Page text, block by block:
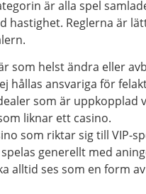
är alla spel
hastighet. Reglerna är
som helst ändra eller
hållas ansvariga för
som är uppkopplad
liknar ett casino.
som riktar sig till VIP-
generellt med
alltid ses som en form